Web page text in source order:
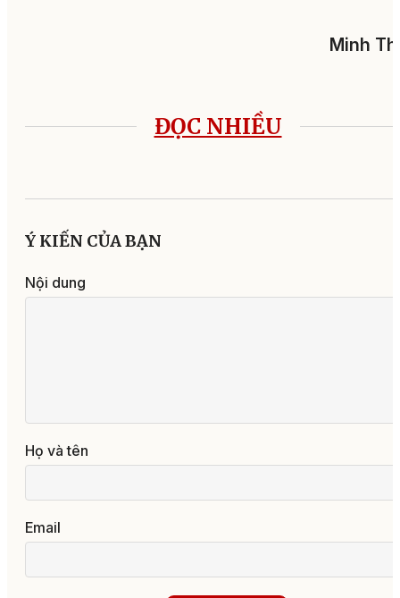
Minh
ĐỌC NHIỀU
Ý KIẾN CỦA BẠN
Nội dung
Họ và tên
Email